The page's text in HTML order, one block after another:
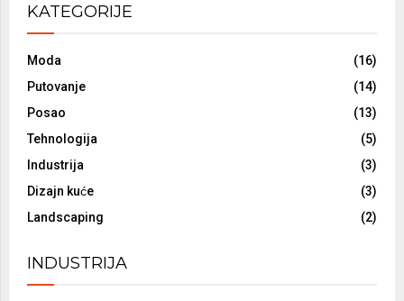
KATEGORIJE
Moda
(16)
Putovanje
(14)
Posao
(13)
Tehnologija
(5)
Industrija
(3)
Dizajn kuće
(3)
Landscaping
(2)
INDUSTRIJA